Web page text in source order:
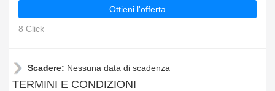
Ottieni l'offerta
8 Click
Scadere: Nessuna data di scadenza
TERMINI E CONDIZIONI